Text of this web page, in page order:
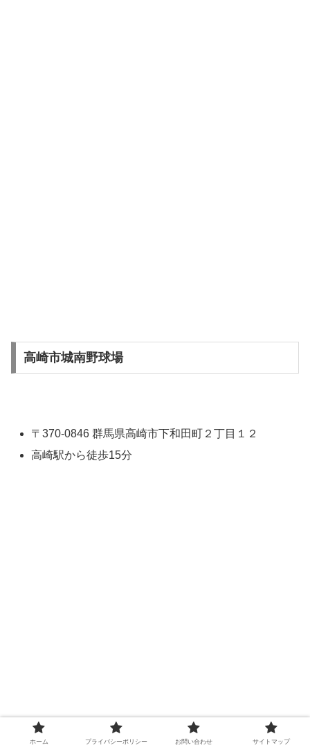
高崎市城南野球場
〒370-0846 群馬県高崎市下和田町２丁目１２
高崎駅から徒歩15分
ホーム プライバシーポリシー お問い合わせ サイトマップ